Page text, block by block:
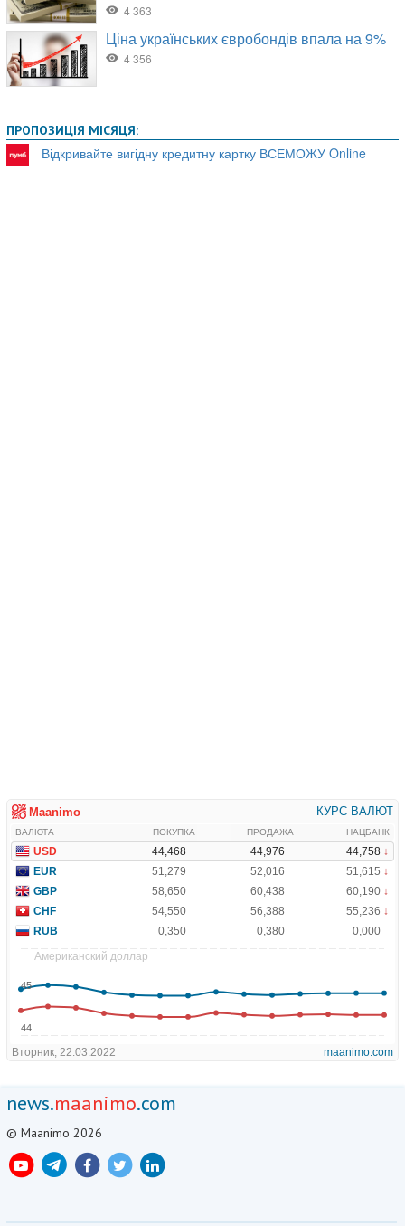
ПРОПОЗИЦІЯ МІСЯЦЯ:
Відкривайте вигідну кредитну картку ВСЕМОЖУ Online
news.maanimo.com
© Maanimo 2026